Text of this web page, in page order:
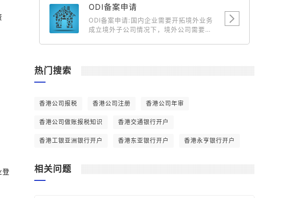
登
7. 以有限公司经营业务，可以给与客户、
供应商及银行良好印象，有助业务发展。
成立有限公司的税务优惠 1. 可全数扣除
董事 (东主) 及其配偶之薪金可作为支出
全球最低。 6. 可全数扣除支出如楼宇和
之折旧免税额。
ODI备案申请
ODI备案申请:国内企业需要开拓境外业务
成立境外子公司情况下，境外公司需要国
委发起申请对这笔资金的汇出做合规合法
化说明。
热门搜索
香港公司报税 香港公司注册 香港公司年审
香港公司做账报税知识 香港交通银行开户
香港工银亚洲银行开户 香港东亚银行开户 香港永亨银行开户
相关问题